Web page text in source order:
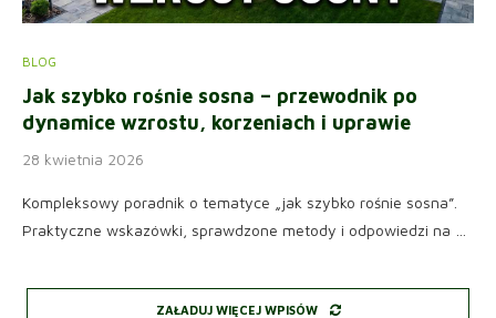
BLOG
Jak szybko rośnie sosna – przewodnik po
dynamice wzrostu, korzeniach i uprawie
28 kwietnia 2026
Kompleksowy poradnik o tematyce „jak szybko rośnie sosna”.
Praktyczne wskazówki, sprawdzone metody i odpowiedzi na …
ZAŁADUJ WIĘCEJ WPISÓW